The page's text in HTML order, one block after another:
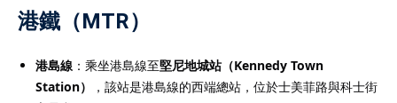
港鐵（MTR）
港島線 ：​乘坐港島線至堅尼地城站（Kennedy Town
Station）
，該站是港島線的西端總站，位於士美菲路與科士街